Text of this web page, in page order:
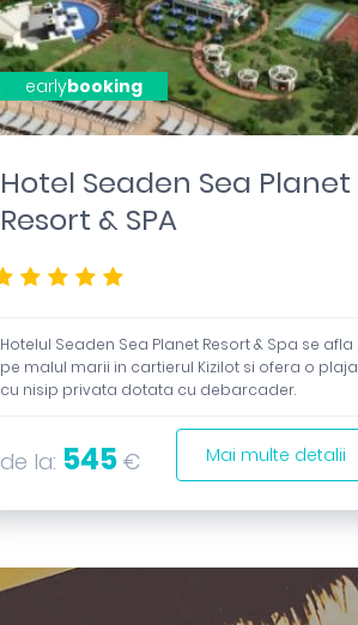
Hotel Seaden Sea Planet
Resort & SPA
earlybooking
Hotelul Seaden Sea Planet Resort & Spa se afla
pe malul marii in cartierul Kizilot si ofera o plaja
cu nisip privata dotata cu debarcader.
de la: 545 € Mai multe detalii